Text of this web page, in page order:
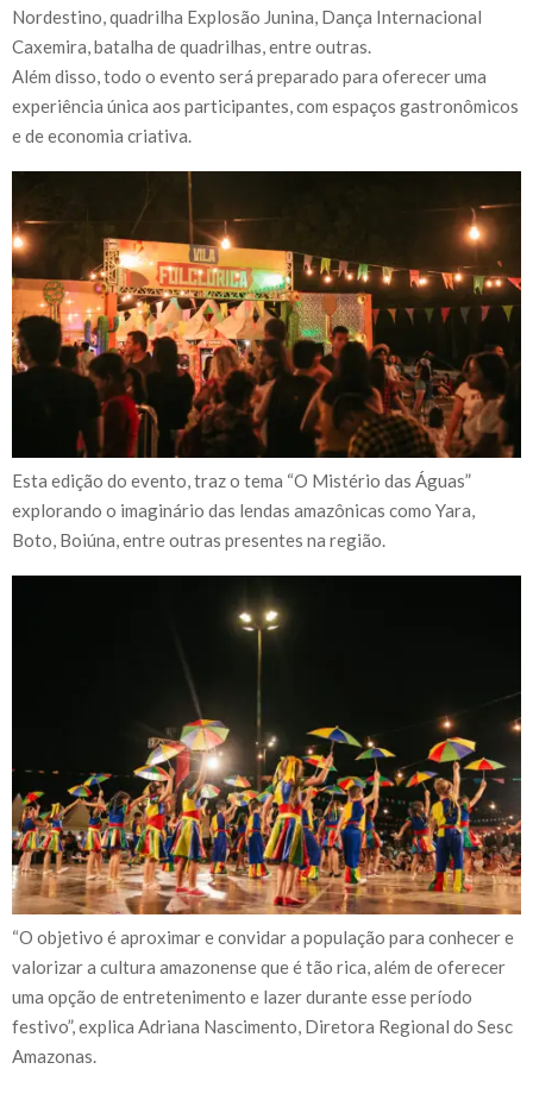
Nordestino, quadrilha Explosão Junina, Dança Internacional
Caxemira, batalha de quadrilhas, entre outras.
Além disso, todo o evento será preparado para oferecer uma
experiência única aos participantes, com espaços gastronômicos
e de economia criativa.
Esta edição do evento, traz o tema “O Mistério das Águas”
explorando o imaginário das lendas amazônicas como Yara,
Boto, Boiúna, entre outras presentes na região.
“O objetivo é aproximar e convidar a população para conhecer e
valorizar a cultura amazonense que é tão rica, além de oferecer
uma opção de entretenimento e lazer durante esse período
festivo”, explica Adriana Nascimento, Diretora Regional do Sesc
Amazonas.